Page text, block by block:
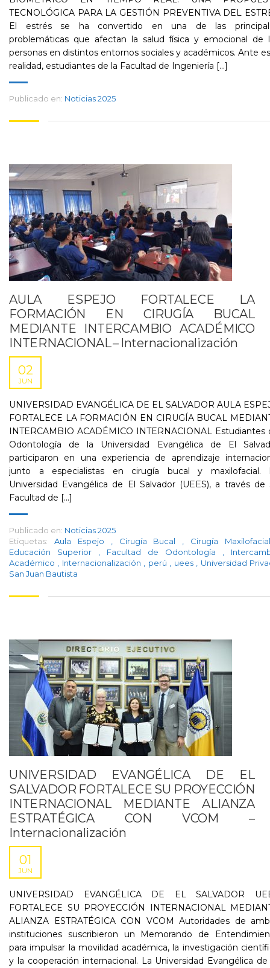
TECNOLÓGICA PARA LA GESTIÓN PREVENTIVA DEL
El estrés se ha convertido en una de las
problemáticas que afectan la salud física y emocional de
personas en distintos entornos sociales y académicos. Ante
realidad, estudiantes de la Facultad de Ingeniería [...]
Publicado en: Noticias 2025
AULA ESPEJO FORTALECE LA
FORMACIÓN EN CIRUGÍA BUCAL
MEDIANTE INTERCAMBIO ACADÉMICO
INTERNACIONAL – Internacionalización
02
JUN
UNIVERSIDAD EVANGÉLICA DE EL SALVADOR AULA
FORTALECE LA FORMACIÓN EN CIRUGÍA BUCAL
INTERCAMBIO ACADÉMICO INTERNACIONAL Estudiantes
Odontología de la Universidad Evangélica de El
participaron en una experiencia de aprendizaje
junto a especialistas en cirugía bucal y maxilofacial.
Universidad Evangélica de El Salvador (UEES), a través de
Facultad de [...]
Publicado en: Noticias 2025
Etiquetas:
Aula Espejo Cirugía Bucal
Cirugía
Educación Superior
Facultad de Odontología
Académico
Internacionalización perú uees
Universidad
San Juan Bautista
UNIVERSIDAD EVANGÉLICA DE EL
SALVADOR FORTALECE SU PROYECCIÓN
INTERNACIONAL MEDIANTE ALIANZA
ESTRATÉGICA CON VCOM –
Internacionalización
01
JUN
UNIVERSIDAD EVANGÉLICA DE EL SALVADOR
FORTALECE SU PROYECCIÓN INTERNACIONAL
ALIANZA ESTRATÉGICA CON VCOM Autoridades de
instituciones suscribieron un Memorando de
para impulsar la movilidad académica, la investigación
y la cooperación internacional. La Universidad Evangélica de